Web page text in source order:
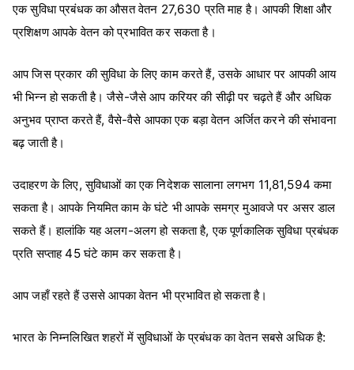
एक सुविधा प्रबंधक का औसत वेतन 27,630 प्रति माह है।आपकी शिक्षा और
प्रशिक्षण आपके वेतन को प्रभावित कर सकता है।
आप जिस प्रकार की सुविधा के लिए काम करते हैं, उसके आधार पर आपकी आय
भी भिन्न हो सकती है। जैसे-जैसे आप करियर की सीढ़ी पर चढ़ते हैं और अधिक
अनुभव प्राप्त करते हैं, वैसे-वैसे आपका एक बड़ा वेतन अर्जित करने की संभावना
बढ़ जाती है।
उदाहरण के लिए, सुविधाओं का एक निदेशक सालाना लगभग 11,81,594 कमा
सकता है। आपके नियमित काम के घंटे भी आपके समग्र मुआवजे पर असर डाल
सकते हैं। हालांकि यह अलग-अलग हो सकता है, एक पूर्णकालिक सुविधा प्रबंधक
प्रति सप्ताह 45 घंटे काम कर सकता है।
आप जहाँ रहते हैं उससे आपका वेतन भी प्रभावित हो सकता है।
भारत के निम्नलिखित शहरों में सुविधाओं के प्रबंधक का वेतन सबसे अधिक है: